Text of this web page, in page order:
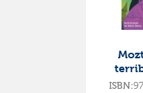
ISBN: